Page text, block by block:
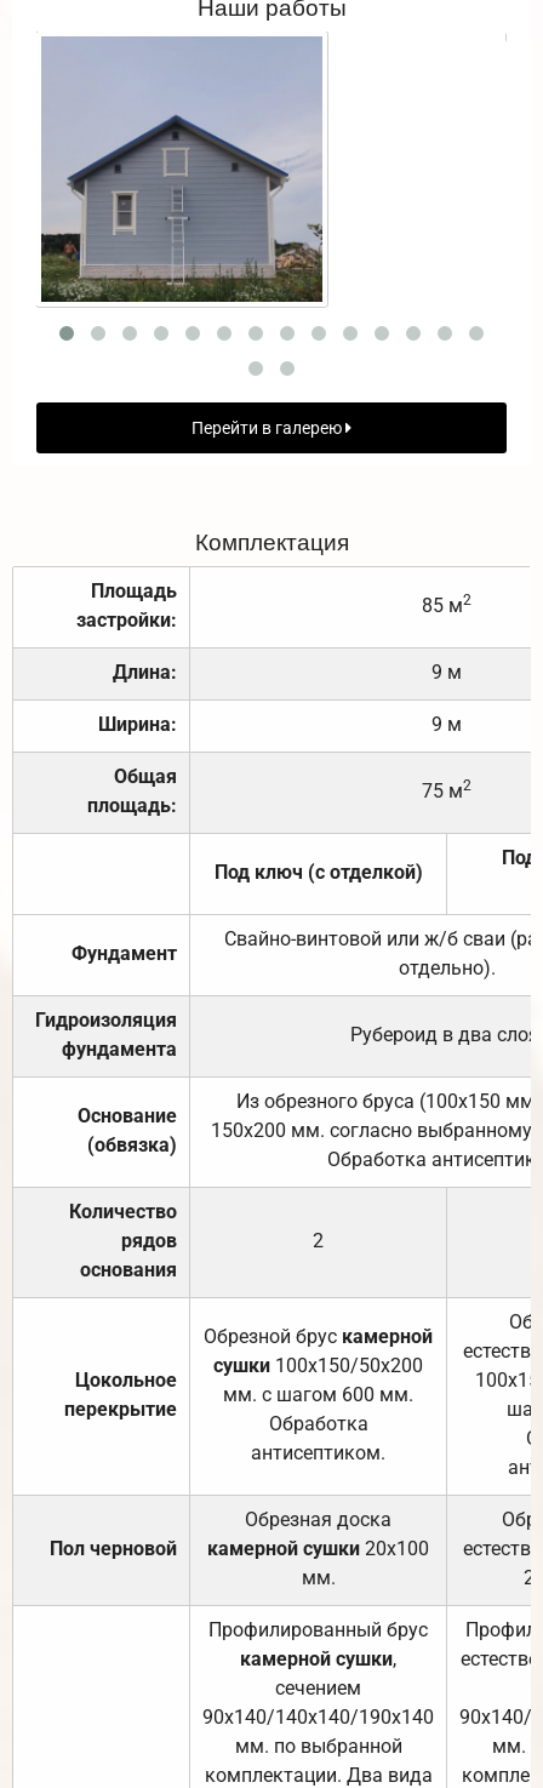
Перейти в галерею
Комплектация
Площадь
застройки:
85 м2
Длина: 9 м
Ширина: 9 м
Общая
площадь:
75 м2
Под ключ (с отделкой)
Под
Фундамент
Свайно-винтовой или ж/б сваи
отдельно).
Гидроизоляция
фундамента
Рубероид в два слоя.
Основание
(обвязка)
Из обрезного бруса (100х150
150х200 мм. согласно выбранному
Обработка
Количество
рядов
основания
2
Цокольное
перекрытие
Обрезной брус камерной
сушки 100х150/50х200
мм. с шагом 600 мм.
Обработка
антисептиком.
Пол черновой
Обрезная доска
камерной сушки 20х100
мм.
Профилированный брус
камерной сушки,
сечением
90х140/140х140/190х140
мм. по выбранной
комплектации. Два вида
90х140/
мм.